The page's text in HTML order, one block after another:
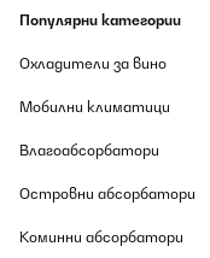
Популярни категории
Охладители за вино
Мобилни климатици
Влагоабсорбатори
Островни абсорбатори
Коминни абсорбатори